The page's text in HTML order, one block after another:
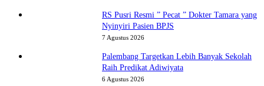
RS Pusri Resmi ” Pecat ” Dokter Tamara yang
Nyinyiri Pasien BPJS
7 Agustus 2026
Palembang Targetkan Lebih Banyak Sekolah
Raih Predikat Adiwiyata
6 Agustus 2026